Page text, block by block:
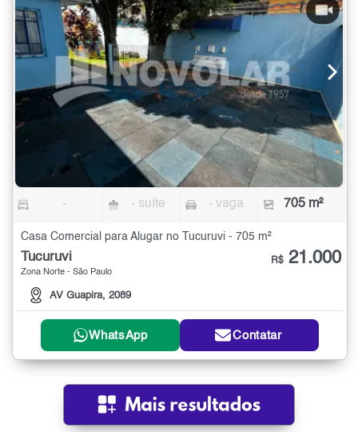
- - suíte - vaga 705 m²
Casa Comercial para Alugar no Tucuruvi - 705 m²
Tucuruvi
Zona Norte - São Paulo
AV Guapira, 2089
R$ 21.000
WhatsApp Contatar